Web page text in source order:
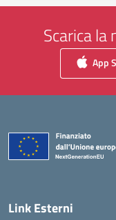
Scarica
App
Link Esterni